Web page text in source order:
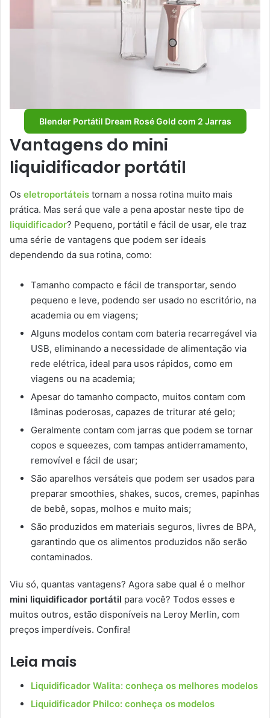
Blender Portátil Dream Rosé Gold com 2 Jarras
Vantagens do mini
liquidificador portátil
Os eletroportáteis tornam a nossa rotina muito mais
prática. Mas será que vale a pena apostar neste tipo de
liquidificador? Pequeno, portátil e fácil de usar, ele traz
uma série de vantagens que podem ser ideais
dependendo da sua rotina, como:
Tamanho compacto e fácil de transportar, sendo
pequeno e leve, podendo ser usado no escritório, na
academia ou em viagens;
Alguns modelos contam com bateria recarregável via
USB, eliminando a necessidade de alimentação via
rede elétrica, ideal para usos rápidos, como em
viagens ou na academia;
Apesar do tamanho compacto, muitos contam com
lâminas poderosas, capazes de triturar até gelo;
Geralmente contam com jarras que podem se tornar
copos e squeezes, com tampas antiderramamento,
removível e fácil de usar;
São aparelhos versáteis que podem ser usados para
preparar smoothies, shakes, sucos, cremes, papinhas
de bebê, sopas, molhos e muito mais;
São produzidos em materiais seguros, livres de BPA,
garantindo que os alimentos produzidos não serão
contaminados.
Viu só, quantas vantagens? Agora sabe qual é o melhor
mini liquidificador portátil para você? Todos esses e
muitos outros, estão disponíveis na Leroy Merlin, com
preços imperdíveis. Confira!
Leia mais
Liquidificador Walita: conheça os melhores modelos
Liquidificador Philco: conheça os modelos